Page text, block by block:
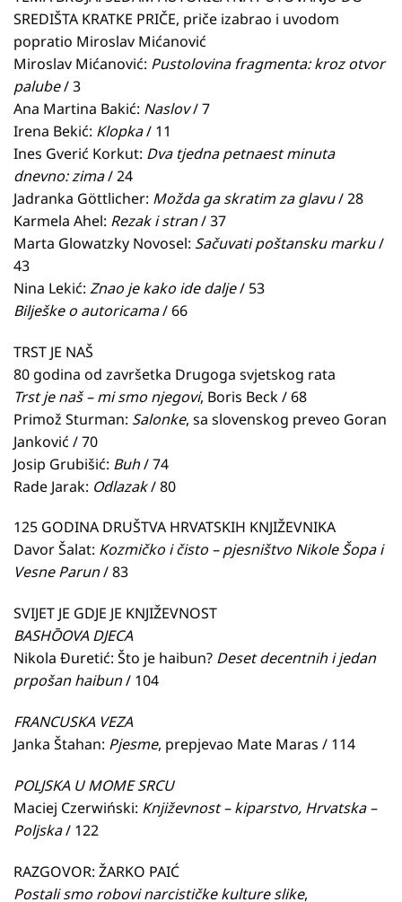
SREDIŠTA KRATKE PRIČE, priče izabrao i uvodom
popratio Miroslav Mićanović
Miroslav Mićanović: Pustolovina fragmenta: kroz otvor
palube/ 3
Ana Martina Bakić: Naslov/ 7
Irena Bekić: Klopka/ 11
Ines Gverić Korkut: Dva tjedna petnaest minuta
dnevno: zima/ 24
Jadranka Göttlicher: Možda ga skratim za glavu/ 28
Karmela Ahel: Rezak i stran/ 37
Marta Glowatzky Novosel: Sačuvati poštansku marku/
43
Nina Lekić: Znao je kako ide dalje/ 53
Bilješke o autoricama/ 66
TRST JE NAŠ
80 godina od završetka Drugoga svjetskog rata
Trst je naš – mi smo njegovi, Boris Beck / 68
Primož Sturman: Salonke, sa slovenskog preveo Goran
Janković / 70
Josip Grubišić: Buh/ 74
Rade Jarak: Odlazak/ 80
125 GODINA DRUŠTVA HRVATSKIH KNJIŽEVNIKA
Davor Šalat: Kozmičko i čisto – pjesništvo Nikole Šopa i
Vesne Parun/ 83
SVIJET JE GDJE JE KNJIŽEVNOST
BASHŌOVA DJECA
Nikola Đuretić: Što je haibun? Deset decentnih i jedan
prpošan haibun/ 104
FRANCUSKA VEZA
Janka Štahan: Pjesme, prepjevao Mate Maras / 114
POLJSKA U MOME SRCU
Maciej Czerwiński: Književnost – kiparstvo, Hrvatska –
Poljska/ 122
RAZGOVOR: ŽARKO PAIĆ
Postali smo robovi narcističke kulture slike,